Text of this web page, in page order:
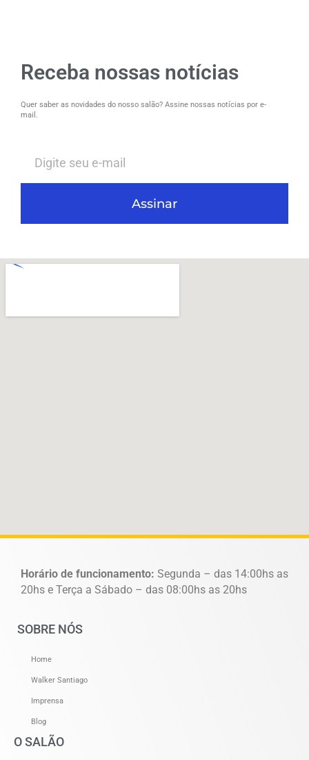
Receba nossas notícias
Quer saber as novidades do nosso salão? Assine nossas notícias por e-
mail.
Assinar
Horário de funcionamento: Segunda – das 14:00hs as
20hs e Terça a Sábado – das 08:00hs as 20hs
SOBRE NÓS
Home
Walker Santiago
Imprensa
Blog
O SALÃO